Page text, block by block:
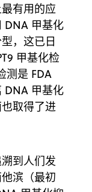
有用的应
DNA 甲基化
，这已日
甲基化检
测是 FDA
DNA 甲基化
取得了进
到人们发
滨（最初